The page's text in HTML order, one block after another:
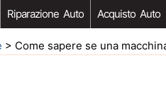
Riparazione Auto Acquisto Auto
> Come sapere se una